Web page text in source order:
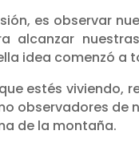
es observar
alcanzar
idea comenzó a
estés viviendo,
observadores de
de la montaña.